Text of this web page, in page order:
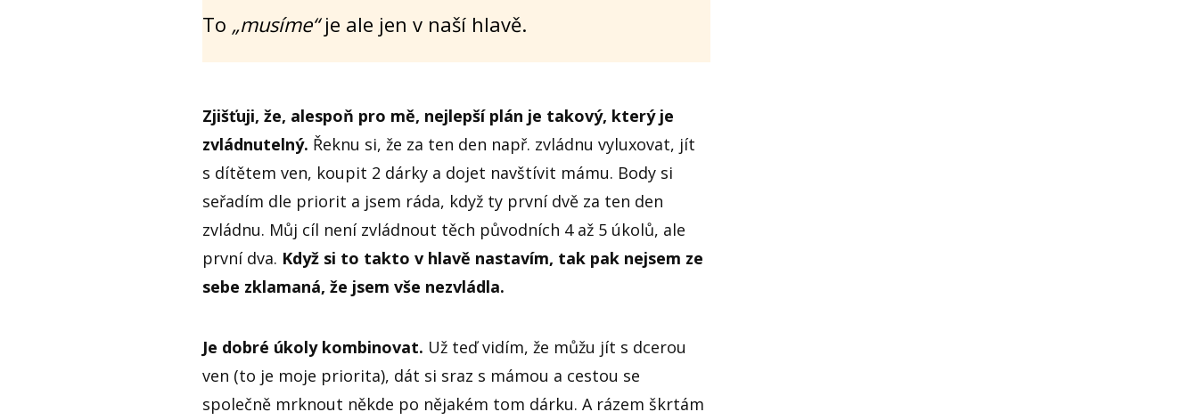
To „musíme“je ale jen v naší hlavě.
Zjišťuji, že, alespoň pro mě, nejlepší plán je takový, který je
zvládnutelný. Řeknu si, že za ten den např. zvládnu vyluxovat, jít
s dítětem ven, koupit 2 dárky a dojet navštívit mámu. Body si
seřadím dle priorit a jsem ráda, když ty první dvě za ten den
zvládnu. Můj cíl není zvládnout těch původních 4 až 5 úkolů, ale
první dva. Když si to takto v hlavě nastavím, tak pak nejsem ze
sebe zklamaná, že jsem vše nezvládla.
Je dobré úkoly kombinovat. Už teď vidím, že můžu jít s dcerou
ven (to je moje priorita), dát si sraz s mámou a cestou se
společně mrknout někde po nějakém tom dárku. A rázem škrtám